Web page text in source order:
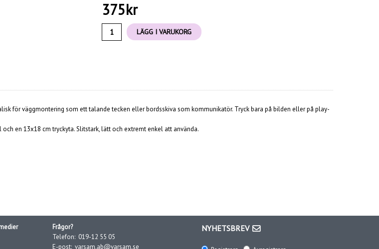
375kr
LÄGG I VARUKORG
för väggmontering som ett talande tecken eller bordsskiva som kommunikatör. Tryck bara på bilden eller på play-
en 13x18 cm tryckyta. Slitstark, lätt och extremt enkel att använda.
Frågor?
Telefon: 019-12 55 05
E-post: varsam.ab@varsam.se
NYHETSBREV